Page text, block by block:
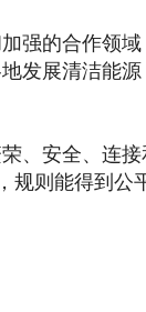
强的合作领
发展清洁能
、安全、连
规则能得到公